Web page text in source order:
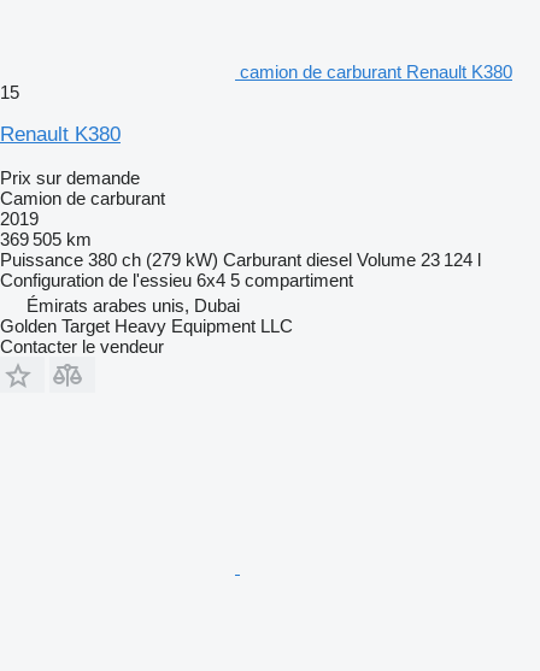
camion de carburant Renault K380
15
Renault K380
Prix sur demande
Camion de carburant
2019
369 505 km
Puissance 380 ch (279 kW) Carburant diesel Volume 23 124 l
Configuration de l'essieu 6x4 5 compartiment
Émirats arabes unis, Dubai
Golden Target Heavy Equipment LLC
Contacter le vendeur